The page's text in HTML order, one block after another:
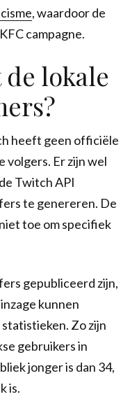
, waardoor de
campagne.
lokale
heeft geen officiële
volgers. Er zijn wel
Twitch API
te genereren. De
toe om specifiek
gepubliceerd zijn,
kunnen
Zo zijn
gebruikers in
jonger is dan 34,
is.